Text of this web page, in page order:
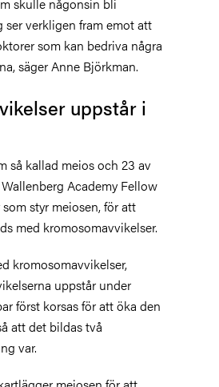
ser verkligen fram emot att
som kan bedriva några
säger Anne Björkman.
uppstår i
så kallad meios och 23 av
Academy Fellow
styr meiosen, för att
med kromosomavvikelser.
kromosomavvikelser,
uppstår under
först korsas för att öka den
att det bildas två
var.